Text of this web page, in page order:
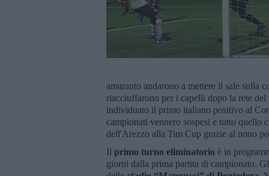
amaranto andarono a mettere il sale sulla
riacciuffarono per i capelli dopo la rete
individuato il primo italiano positivo al
campionati vennero sospesi e tutto quello
dell'Arezzo alla Tim Cup grazie al nono
Il primo turno eliminatorio è in
giorni dalla prima partita di campionato.